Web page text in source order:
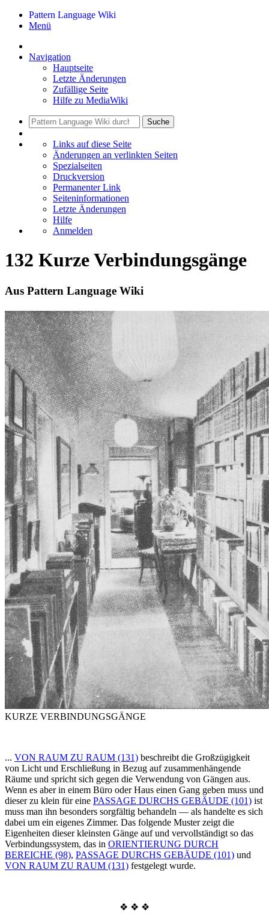
Pattern Language Wiki
Menü
Navigation
Hauptseite
Letzte Änderungen
Zufällige Seite
Hilfe zu MediaWiki
Suche
Links auf diese Seite
Änderungen an verlinkten Seiten
Spezialseiten
Druckversion
Permanenter Link
Seiten­informationen
Letzte Änderungen
Hilfe
Anmelden
132 Kurze Verbindungsgänge
Aus Pattern Language Wiki
KURZE VERBINDUNGSGÄNGE
... VON RAUM ZU RAUM (131) beschreibt die Großzügigkeit
von Licht und Erschließung in Bezug auf zusammenhängende
Räume und spricht sich gegen die Verwendung von Gängen aus.
Wenn es aber in einem Büro oder Haus einen Gang geben muss und
dieser zu klein für eine PASSAGE DURCHS GEBÄUDE (101) ist
muss man ihn besonders sorgfältig behandeln — als handelte es sich
dabei um ein eigenes Zimmer. Das folgende Muster zeigt die
Eigenheiten dieser kleinsten Gänge auf und vervollständigt so das
Verbindungssystem, das in ORIENTIERUNG DURCH
BEREICHE (98), PASSAGE DURCHS GEBÄUDE (101) und
VON RAUM ZU RAUM (131) festgelegt wurde.
❖ ❖ ❖